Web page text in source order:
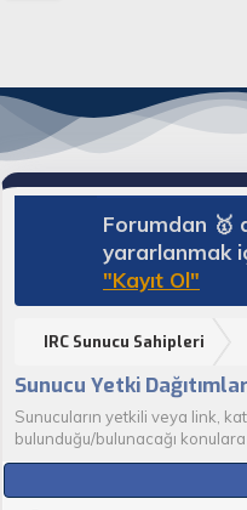
Forumdan 🥇
yararlanmak
"Kayıt Ol"
IRC Sunucu Sahipleri
Sunucu Yetki
Sunucuların yetkili veya link,
bulunduğu/bulunacağı